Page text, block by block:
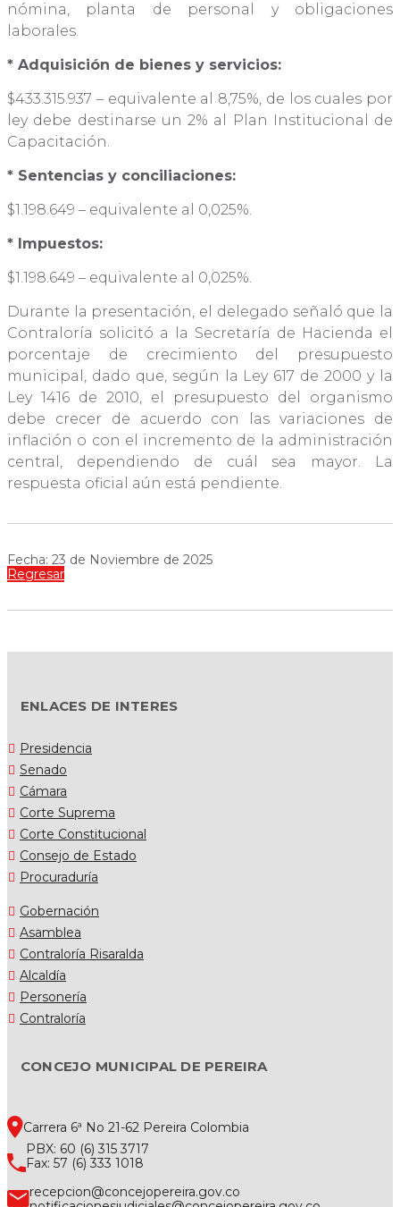
nómina, planta de personal y obligaciones
laborales.
* Adquisición de bienes y servicios:
$433.315.937 – equivalente al 8,75%, de los cuales por
ley debe destinarse un 2% al Plan Institucional de
Capacitación.
* Sentencias y conciliaciones:
$1.198.649 – equivalente al 0,025%.
* Impuestos:
$1.198.649 – equivalente al 0,025%.
Durante la presentación, el delegado señaló que la
Contraloría solicitó a la Secretaría de Hacienda el
porcentaje de crecimiento del presupuesto
municipal, dado que, según la Ley 617 de 2000 y la
Ley 1416 de 2010, el presupuesto del organismo
debe crecer de acuerdo con las variaciones de
inflación o con el incremento de la administración
central, dependiendo de cuál sea mayor. La
respuesta oficial aún está pendiente.
Fecha: 23 de Noviembre de 2025
Regresar
ENLACES DE INTERES
Presidencia
Senado
Cámara
Corte Suprema
Corte Constitucional
Consejo de Estado
Procuraduría
Gobernación
Asamblea
Contraloría Risaralda
Alcaldía
Personería
Contraloría
CONCEJO MUNICIPAL DE PEREIRA
Carrera 6ª No 21-62 Pereira Colombia
PBX: 60 (6) 315 3717
Fax: 57 (6) 333 1018
recepcion@concejopereira.gov.co